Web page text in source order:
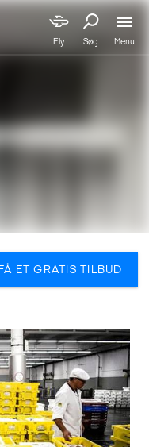
Fly Søg Menu
ET GRATIS TILBUD